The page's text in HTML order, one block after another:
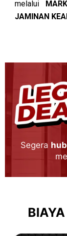
melalui
JAMINAN
Segera